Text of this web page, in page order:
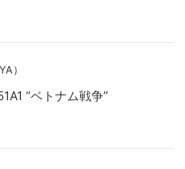
）
“ベトナム戦争”